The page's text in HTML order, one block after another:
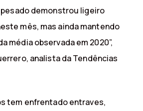
demonstrou ligeiro
mês, mas ainda mantendo
média observada em 2020”,
analista da Tendências
tem enfrentado entraves,